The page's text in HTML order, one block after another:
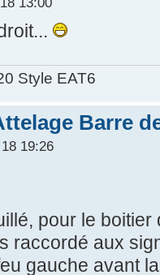
Style EAT6
Barre
19:26
pour le
raccordé aux
gauche avant